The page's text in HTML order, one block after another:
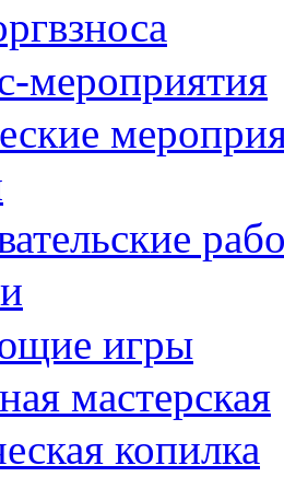
мероприятия
игры
мастерская
копилка